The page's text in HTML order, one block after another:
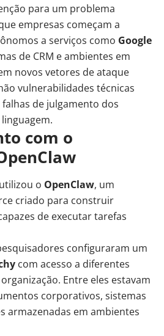
para um problema
empresas começam a
a serviços como Google
de CRM e ambientes em
novos vetores de ataque
vulnerabilidades técnicas
de julgamento dos
com o
o OpenClaw, um
criado para construir
de executar tarefas
configuraram um
com acesso a diferentes
Entre eles estavam
corporativos, sistemas
armazenadas em ambientes